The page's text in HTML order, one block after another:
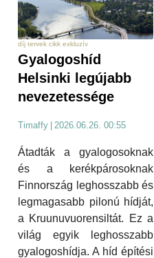
díj tervek cikk exkluzív
Gyalogoshíd
Helsinki legújabb
nevezetessége
Timaffy | 2026.06.26. 00:55
Átadták a gyalogosoknak
és a kerékpárosoknak
Finnország leghosszabb és
legmagasabb pilonú hídját,
a Kruunuvuorensiltát. Ez a
világ egyik leghosszabb
gyalogoshídja. A híd építési